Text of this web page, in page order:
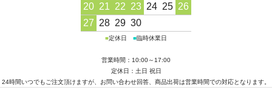
20 21 22 23 24 25 26
27 28 29 30
■定休日 ■臨時休業日
営業時間：10:00～17:00
定休日：土日 祝日
24時間いつでもご注文頂けますが、お問い合わせ回答、商品出荷は営業時間での対応となります。